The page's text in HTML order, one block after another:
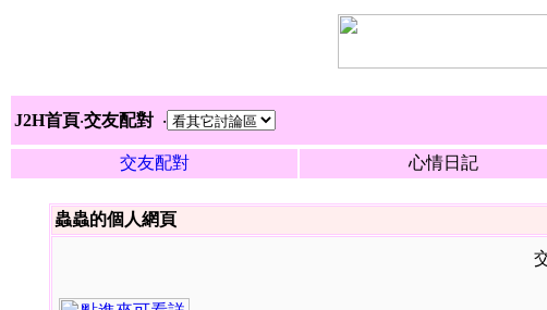
J2H首頁‧交友配對 ‧
交友配對 心情日記
蟲蟲的個人網頁